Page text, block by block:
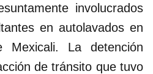
involucrados
en autolavados en
Mexicali. La detención
de tránsito que tuvo